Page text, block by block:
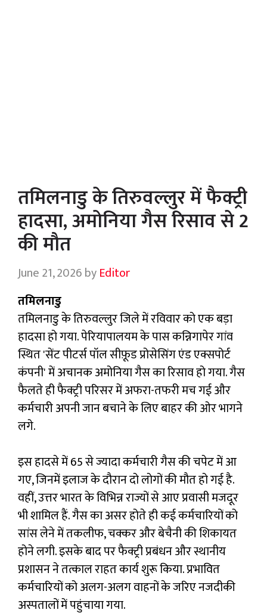
तमिलनाडु के तिरुवल्लुर में फैक्ट्री
हादसा, अमोनिया गैस रिसाव से 2
की मौत
June 21, 2026byEditor
तमिलनाडु
तमिलनाडु के तिरुवल्लुर जिले में रविवार को एक बड़ा
हादसा हो गया. पेरियापालयम के पास कन्निगापेर गांव
स्थित 'सेंट पीटर्स पॉल सीफ़ूड प्रोसेसिंग एंड एक्सपोर्ट
कंपनी' में अचानक अमोनिया गैस का रिसाव हो गया. गैस
फैलते ही फैक्ट्री परिसर में अफरा-तफरी मच गई और
कर्मचारी अपनी जान बचाने के लिए बाहर की ओर भागने
लगे.
इस हादसे में 65 से ज्यादा कर्मचारी गैस की चपेट में आ
गए, जिनमें इलाज के दौरान दो लोगों की मौत हो गई है.
वहीं, उत्तर भारत के विभिन्न राज्यों से आए प्रवासी मजदूर
भी शामिल हैं. गैस का असर होते ही कई कर्मचारियों को
सांस लेने में तकलीफ, चक्कर और बेचैनी की शिकायत
होने लगी. इसके बाद पर फैक्ट्री प्रबंधन और स्थानीय
प्रशासन ने तत्काल राहत कार्य शुरू किया. प्रभावित
कर्मचारियों को अलग-अलग वाहनों के जरिए नजदीकी
अस्पतालों में पहुंचाया गया.